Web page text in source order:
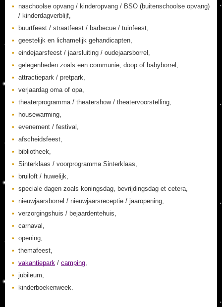
naschoolse opvang / kinderopvang / BSO (buitenschoolse opvang)
/ kinderdagverblijf,
buurtfeest / straatfeest / barbecue / tuinfeest,
geestelijk en lichamelijk gehandicapten,
eindejaarsfeest / jaarsluiting / oudejaarsborrel,
gelegenheden zoals een communie, doop of babyborrel,
attractiepark / pretpark,
verjaardag oma of opa,
theaterprogramma / theatershow / theatervoorstelling,
housewarming,
evenement / festival,
afscheidsfeest,
bibliotheek,
Sinterklaas / voorprogramma Sinterklaas,
bruiloft / huwelijk,
speciale dagen zoals koningsdag, bevrijdingsdag et cetera,
nieuwjaarsborrel / nieuwjaarsreceptie / jaaropening,
verzorgingshuis / bejaardentehuis,
carnaval,
opening,
themafeest,
vakantiepark / camping,
jubileum,
kinderboekenweek.